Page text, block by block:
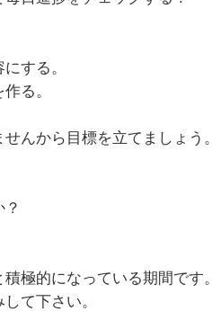
する。
る。
んから目標を立てましょう。
極的になっている期間です。
て下さい。